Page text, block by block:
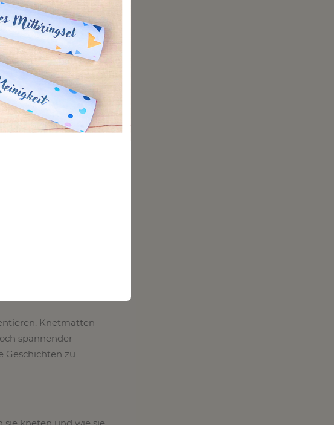
Vorlage herunter.
oder laminiere sie für
Formen passend
mehr!
Knetmatten
spannender
Geschichten zu